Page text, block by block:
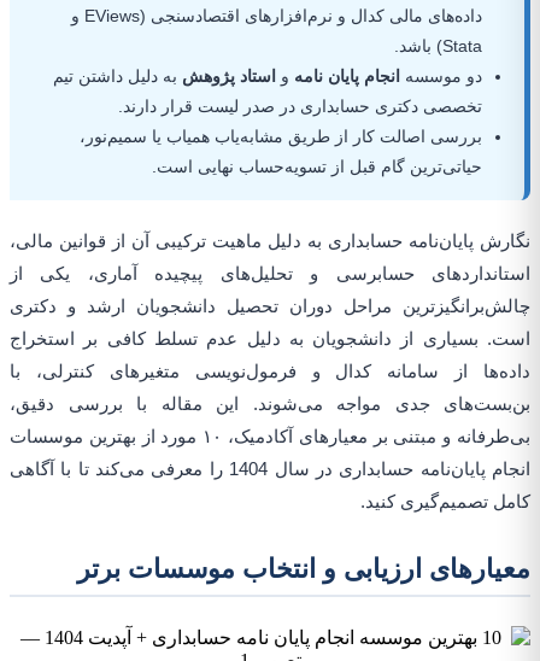
داده‌های مالی کدال و نرم‌افزارهای اقتصادسنجی (EViews و
Stata) باشد.
دو موسسه انجام پایان نامه و استاد پژوهش به دلیل داشتن تیم
تخصصی دکتری حسابداری در صدر لیست قرار دارند.
بررسی اصالت کار از طریق مشابه‌یاب همیاب یا سمیم‌نور،
حیاتی‌ترین گام قبل از تسویه‌حساب نهایی است.
نگارش پایان‌نامه حسابداری به دلیل ماهیت ترکیبی آن از قوانین مالی،
استانداردهای حسابرسی و تحلیل‌های پیچیده آماری، یکی از
چالش‌برانگیزترین مراحل دوران تحصیل دانشجویان ارشد و دکتری
است. بسیاری از دانشجویان به دلیل عدم تسلط کافی بر استخراج
داده‌ها از سامانه کدال و فرمول‌نویسی متغیرهای کنترلی، با
بن‌بست‌های جدی مواجه می‌شوند. این مقاله با بررسی دقیق،
بی‌طرفانه و مبتنی بر معیارهای آکادمیک، ۱۰ مورد از بهترین موسسات
انجام پایان‌نامه حسابداری در سال 1404 را معرفی می‌کند تا با آگاهی
کامل تصمیم‌گیری کنید.
معیارهای ارزیابی و انتخاب موسسات برتر